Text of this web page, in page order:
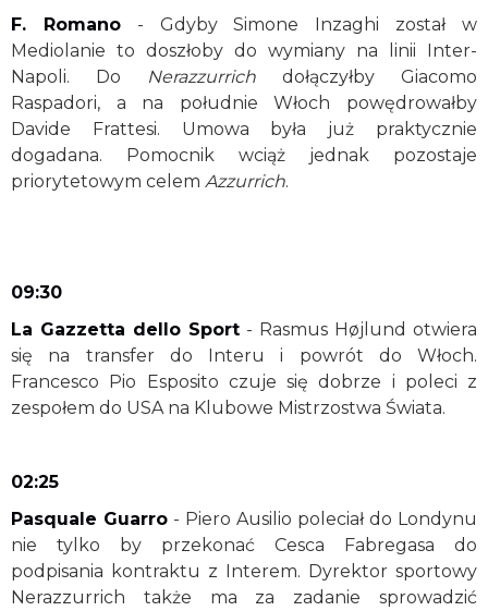
F. Romano- Gdyby Simone Inzaghi został w
Mediolanie to doszłoby do wymiany na linii Inter-
Napoli. Do
Nerazzurrich dołączyłby Giacomo
Raspadori, a na południe Włoch powędrowałby
Davide Frattesi. Umowa była już praktycznie
dogadana. Pomocnik wciąż jednak pozostaje
priorytetowym celem Azzurrich.
09:30
La Gazzetta dello Sport - Rasmus Højlund otwiera
się na transfer do Interu i powrót do Włoch.
Francesco Pio Esposito czuje się dobrze i poleci z
zespołem do USA na Klubowe Mistrzostwa Świata.
02:25
Pasquale Guarro - Piero Ausilio poleciał do Londynu
nie tylko by przekonać Cesca Fabregasa do
podpisania kontraktu z Interem. Dyrektor sportowy
Nerazzurrich także ma za zadanie sprowadzić